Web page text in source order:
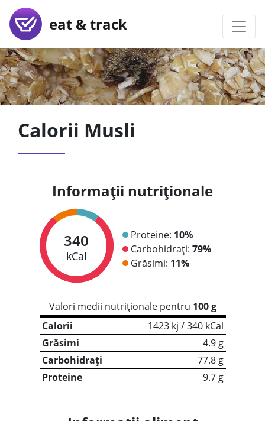
eat & track
Calorii Musli
Informații nutriționale
340
kCal
Proteine: 10%
Carbohidrați: 79%
Grăsimi: 11%
Valori medii nutriționale pentru 100 g
Calorii
1423 kj / 340 kCal
Grăsimi
4.9 g
Carbohidrați
77.8 g
Proteine
9.7 g